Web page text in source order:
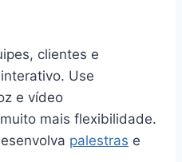
clientes e
Use
e vídeo
mais flexibilidade.
palestras e